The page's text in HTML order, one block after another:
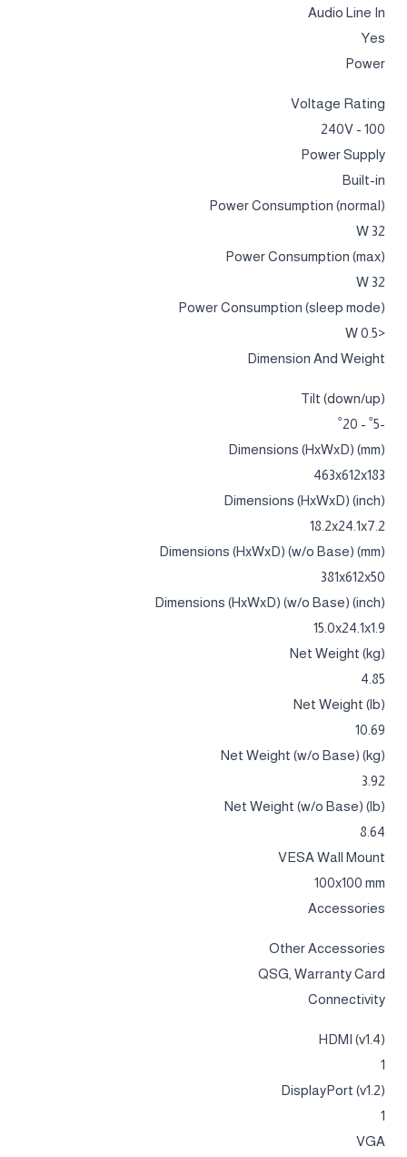
Audio Line In
Yes
Power
Voltage Rating
100 - 240V
Power Supply
Built-in
Power Consumption (normal)
32 W
Power Consumption (max)
32 W
Power Consumption (sleep mode)
<0.5 W
Dimension And Weight
Tilt (down/up)
-5˚ - 20˚
Dimensions (HxWxD) (mm)
463x612x183
Dimensions (HxWxD) (inch)
18.2x24.1x7.2
Dimensions (HxWxD) (w/o Base) (mm)
381x612x50
Dimensions (HxWxD) (w/o Base) (inch)
15.0x24.1x1.9
Net Weight (kg)
4.85
Net Weight (lb)
10.69
Net Weight (w/o Base) (kg)
3.92
Net Weight (w/o Base) (lb)
8.64
VESA Wall Mount
100x100 mm
Accessories
Other Accessories
QSG, Warranty Card
Connectivity
HDMI (v1.4)
1
DisplayPort (v1.2)
1
VGA